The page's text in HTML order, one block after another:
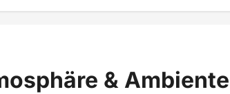
&